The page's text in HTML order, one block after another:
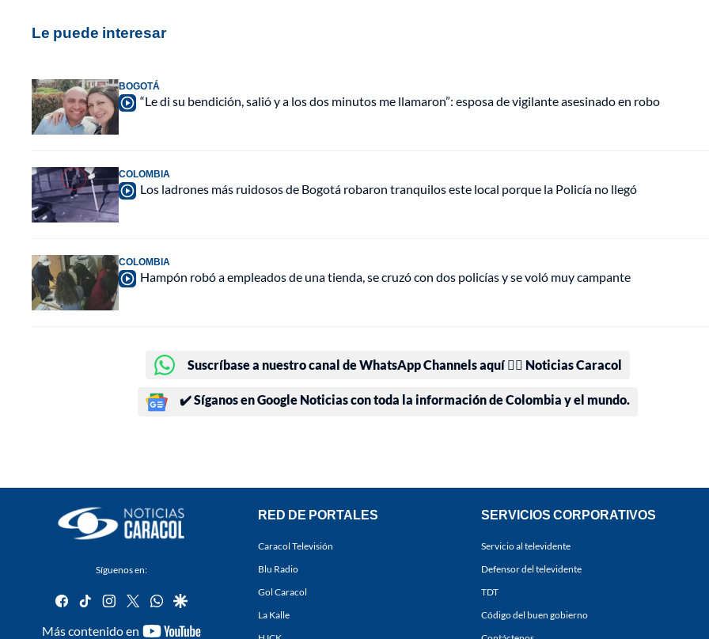
Le puede interesar
BOGOTÁ
“Le di su bendición, salió y a los dos minutos me llamaron”: esposa de vigilante asesinado en robo
COLOMBIA
Los ladrones más ruidosos de Bogotá robaron tranquilos este local porque la Policía no llegó
COLOMBIA
Hampón robó a empleados de una tienda, se cruzó con dos policías y se voló muy campante
Suscríbase a nuestro canal de WhatsApp Channels aquí 👉🏻 Noticias Caracol
✔️ Síganos en Google Noticias con toda la información de Colombia y el mundo.
Síguenos en:
facebook
tiktok instagram
twitterwhatsapp
google
Más contenido en
youtube-
RED DE PORTALES
Caracol Televisión
Blu Radio
Gol Caracol
La Kalle
SERVICIOS CORPORATIVOS
Servicio al televidente
Defensor del televidente
TDT
Código del buen gobierno